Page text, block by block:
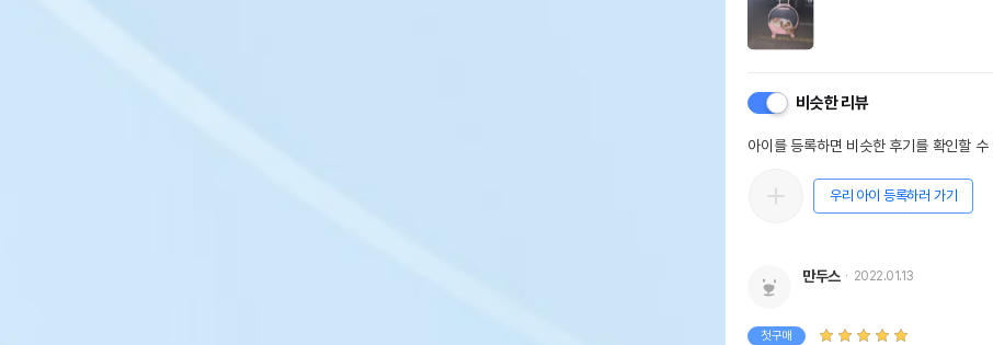
비슷한 리뷰
아이를 등록하면 비슷한 후기를 확인할 수
우리 아이 등록하러 가기
만두스 2022.01.13
첫구매